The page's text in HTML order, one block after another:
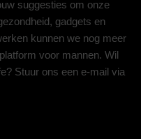
suggesties om onze
gadgets en
kunnen we nog meer
voor mannen. Wil
Stuur ons een e-mail via